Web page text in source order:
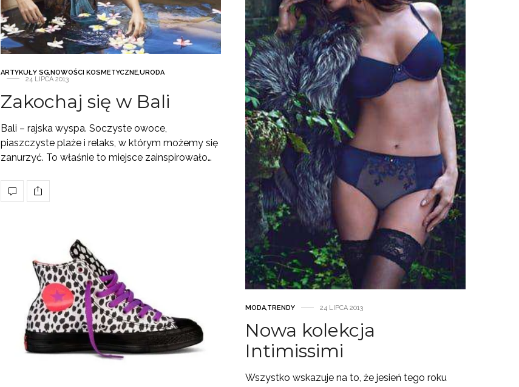
ARTYKUŁY SG NOWOŚCI KOSMETYCZNE URODA
24 LIPCA 2013
Zakochaj się w Bali
Bali – rajska wyspa. Soczyste owoce,
piaszczyste plaże i relaks, w którym możemy się
zanurzyć. To właśnie to miejsce zainspirowało…
MODA,TRENDY 24 LIPCA 2013
Nowa kolekcja
Intimissimi
Wszystko wskazuje na to, że jesień tego roku